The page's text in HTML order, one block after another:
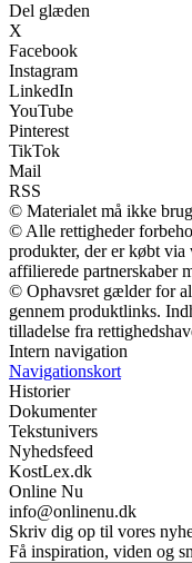
Del glæden
X
Facebook
Instagram
LinkedIn
YouTube
Pinterest
TikTok
Mail
RSS
© Materialet må ikke
© Alle rettigheder
produkter, der er købt via
affilierede partnerskaber
© Ophavsret gælder for
gennem produktlinks.
tilladelse fra
Intern navigation
Navigationskort
Historier
Dokumenter
Tekstunivers
Nyhedsfeed
KostLex.dk
Online Nu
info@onlinenu.dk
Skriv dig op til vores
Få inspiration, viden og